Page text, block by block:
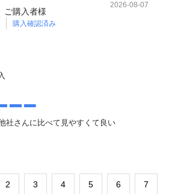
ご購入者様
購入確認済み
2026-08-07
社さんに比べて見やすくて良い
​2 ​3 ​4 ​5 ​6 ​7